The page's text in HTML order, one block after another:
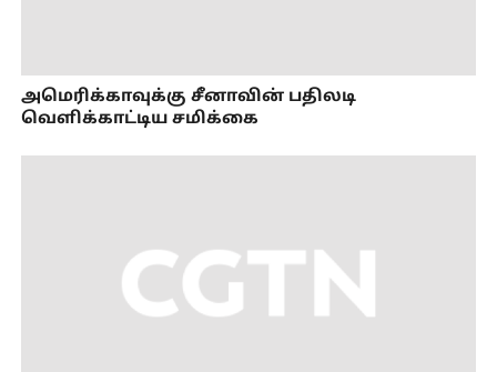
அமெரிக்காவுக்கு சீனாவின் பதிலடி
வெளிக்காட்டிய சமிக்கை